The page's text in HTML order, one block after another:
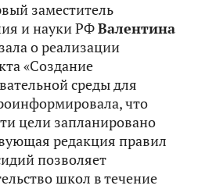
заместитель
и науки РФВалентина
о реализации
«Создание
среды для
что
цели запланировано
редакция правил
позволяет
школ в течение